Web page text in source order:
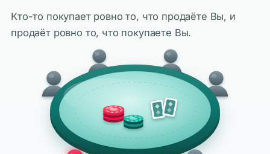
Кто-то покупает ровно то, что продаёте Вы, и
продаёт ровно то, что покупаете Вы.